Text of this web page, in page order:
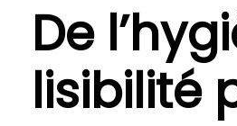
De
lisibilité